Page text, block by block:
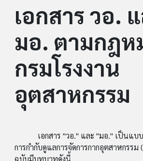
เอกสาร วอ.
มอ. ตามกฎห
กรมโรงงาน
อุตสาหกรรม
เอกสาร "วอ." และ "มอ." เป็นแ
การกำกับดูแลการจัดการกากอุตสาหกรรม
ฉบับมีบทบาทดังนี้